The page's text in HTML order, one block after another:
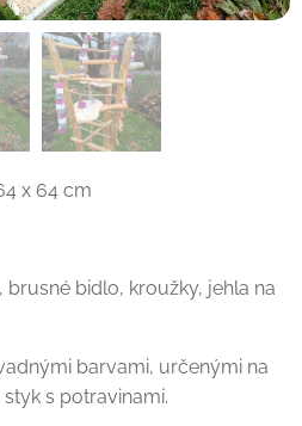
x 64 cm
bidlo, kroužky, jehla na
barvami, určenými na
s potravinami.